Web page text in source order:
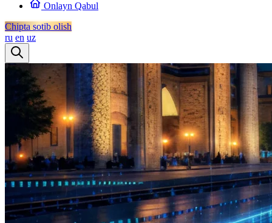
Onlayn Qabul
Chipta sotib olish
ru en uz